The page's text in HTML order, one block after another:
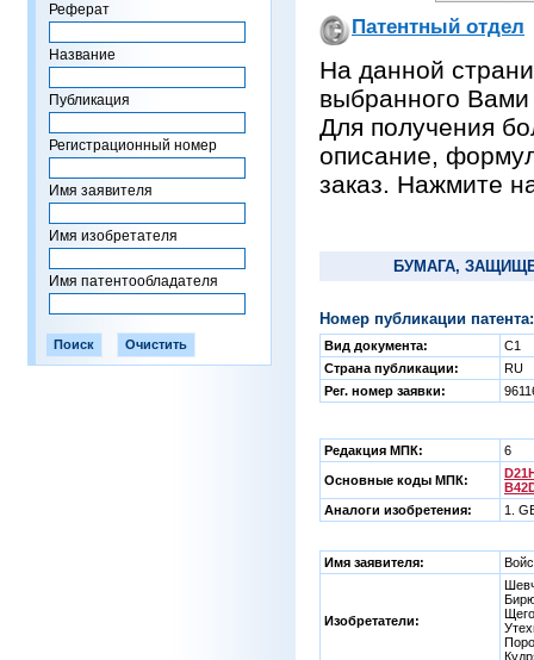
Реферат
Название
Публикация
Регистрационный номер
Имя заявителя
Имя изобретателя
Имя патентообладателя
Патентный отдел
На данной
выбранного Вами
Для получения
описание,
заказ. Нажмите
БУМАГА,
Номер публикации
Вид документа:
C1
Страна публикации:
RU
Рег. номер заявки:
Редакция МПК: 6
Основные коды МПК:
Аналоги изобретения:
1.
Имя заявителя:
Изобретатели: